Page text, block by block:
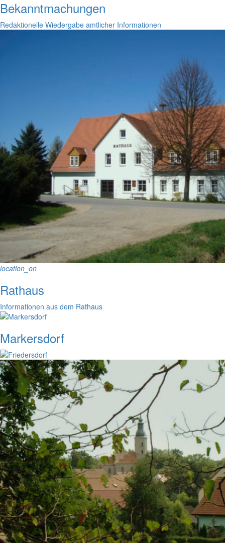
Bekanntmachungen
Redaktionelle Wiedergabe amtlicher Informationen
location_on
Rathaus
Informationen aus dem Rathaus
Markersdorf